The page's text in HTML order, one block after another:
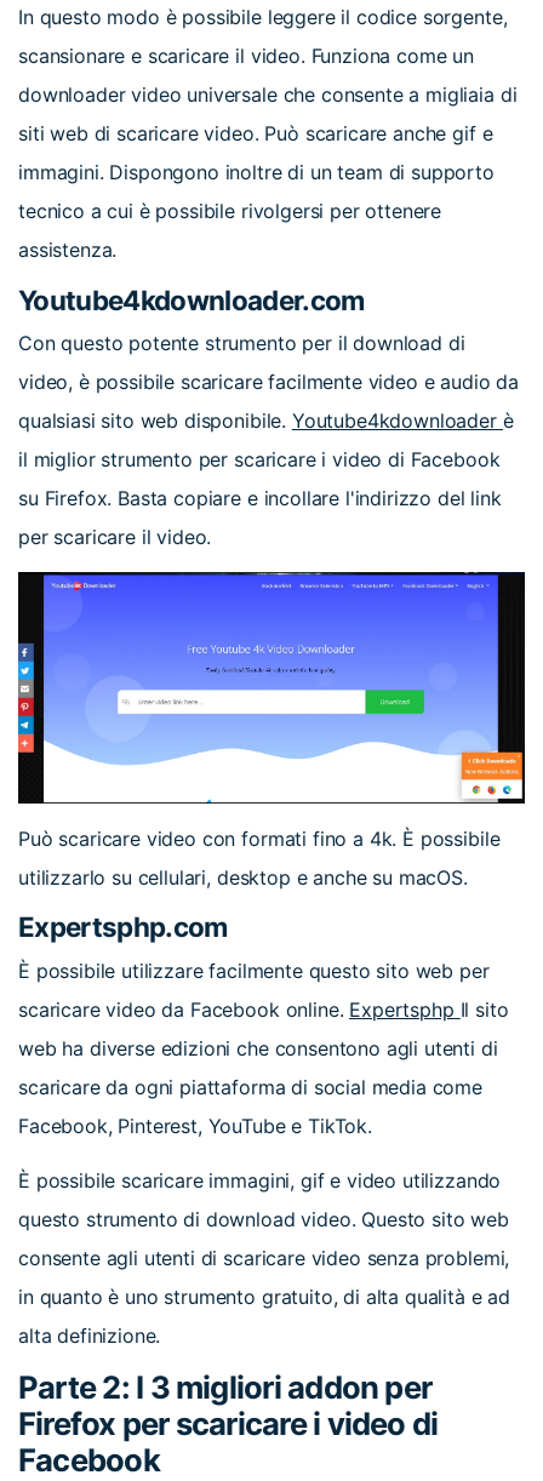
In questo modo è possibile leggere il codice sorgente,
scansionare e scaricare il video. Funziona come un
downloader video universale che consente a migliaia di
siti web di scaricare video. Può scaricare anche gif e
immagini. Dispongono inoltre di un team di supporto
tecnico a cui è possibile rivolgersi per ottenere
assistenza.
Youtube4kdownloader.com
Con questo potente strumento per il download di
video, è possibile scaricare facilmente video e audio da
qualsiasi sito web disponibile. Youtube4kdownloader è
il miglior strumento per scaricare i video di Facebook
su Firefox. Basta copiare e incollare l'indirizzo del link
per scaricare il video.
Può scaricare video con formati fino a 4k. È possibile
utilizzarlo su cellulari, desktop e anche su macOS.
Expertsphp.com
È possibile utilizzare facilmente questo sito web per
scaricare video da Facebook online. Expertsphp Il sito
web ha diverse edizioni che consentono agli utenti di
scaricare da ogni piattaforma di social media come
Facebook, Pinterest, YouTube e TikTok.
È possibile scaricare immagini, gif e video utilizzando
questo strumento di download video. Questo sito web
consente agli utenti di scaricare video senza problemi,
in quanto è uno strumento gratuito, di alta qualità e ad
alta definizione.
Parte 2: I 3 migliori addon per
Firefox per scaricare i video di
Facebook